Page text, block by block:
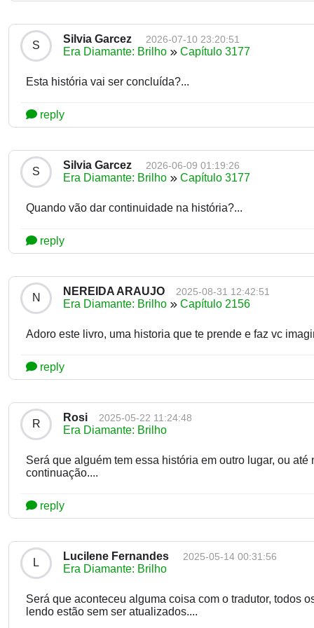
S
Silvia Garcez 2026-07-10 23:20:51
Era Diamante: Brilho Capítulo 3177
Esta história vai ser concluída?...
reply
S
Silvia Garcez 2026-06-09 01:19:26
Era Diamante: Brilho Capítulo 3177
Quando vão dar continuidade na história?...
reply
N
NEREIDA ARAUJO 2025-08-31 12:42:51
Era Diamante: Brilho Capítulo 2156
Adoro este livro, uma historia que te prende e faz vc
reply
R
Rosi 2025-05-22 11:24:48
Era Diamante: Brilho
Será que alguém tem essa história em outro lugar, ou
continuação....
reply
L
Lucilene Fernandes 2025-05-14 00:31:56
Era Diamante: Brilho
Será que aconteceu alguma coisa com o tradutor, todos
lendo estão sem ser atualizados....